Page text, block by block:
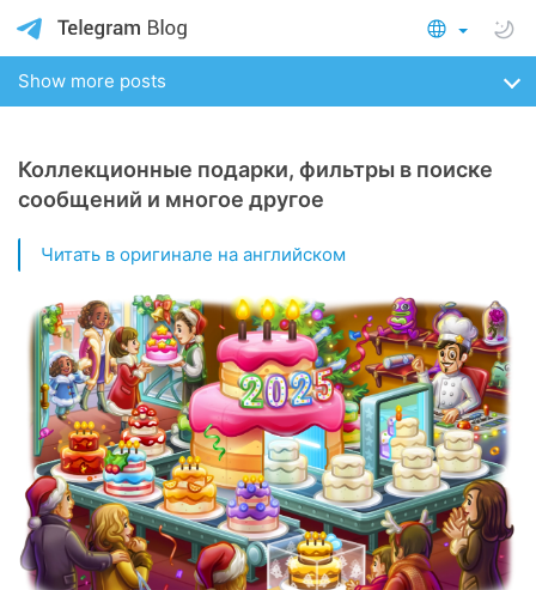
Show more posts
Коллекционные подарки, фильтры в поиске
сообщений и многое другое
Читать в оригинале на английском